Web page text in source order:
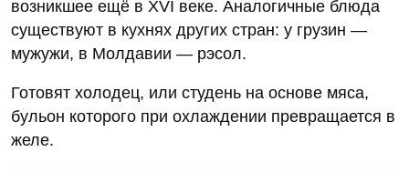
возникшее ещё в XVI веке. Аналогичные блюда
существуют в кухнях других стран: у грузин —
мужужи, в Молдавии — рэсол.
Готовят холодец, или студень на основе мяса,
бульон которого при охлаждении превращается в
желе.